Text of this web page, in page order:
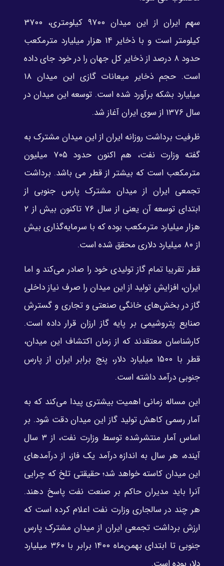
سهم ایران از این میدان ۹۷۰۰ کیلومتری، ۳۷۰۰
کیلومتر است و با ذخایر ۱۴ هزار میلیارد مترمکعب
حدود ۸ درصد از ذخایر کل جهان را در خود جای داده
است. حجم ذخایر میعانات گازی این میدان ۱۸
میلیارد بشکه برآورد شده است. توسعه این میدان در
سال ۱۳۷۶ از سوی ایران آغاز شد.
ظرفیت برداشت روزانه ایران از این میدان مشترک به
گفته وزارت نفت، هم اکنون حدود ۷۰۵ میلیون
مترمکعب است که بیشتر از قطر می باشد. برداشت
تجمعی ایران از میدان مشترک پارس جنوبی از
ابتدای توسعه آن یعنی از سال ۷۶ تاکنون بیش از ۲
هزار میلیارد مترمکعب بوده که با سرمایه‌گذاری بیش
از ۸۰ میلیارد دلاری محقق شده است.
قطر تقریبا تمام گاز تولیدی خود را صادر می‌کند و اما
ایران، افزایش تولید از این میدان را صرف نیاز داخلی
گاز در بخش‌های خانگی صنعتی و تجاری و گسترش
صنایع پتروشیمی بر پایه‌ گاز ارزان قرار داده است.
کارشناسان معتقدند که از زمان اکتشاف این میدان،
قطر با ۱۵۰۰ میلیارد دلار، پنج برابر ایران از پارس
جنوبی درآمد داشته است.
این مساله زمانی اهمیت بیشتری پیدا می‌کند که به
آمار رسمی کاهش تولید گاز این میدان دقت شود. بر
اساس آمار منتشرشده توسط وزارت نفت، از ۳ سال
آینده، هر سال به اندازه درآمد یک فاز، از درآمدهای
این میدان کاسته خواهد شد؛ حقیقتی تلخ که چرایی
آنرا باید مدیران حاکم بر صنعت نفت پاسخ دهند.
هر چند در سالجاری وزارت نفت اعلام کرده است که
ارزش برداشت تجمعی ایران از میدان مشترک پارس
جنوبی تا ابتدای بهمن‌ماه ۱۴۰۰ برابر با ۳۶۰ میلیارد